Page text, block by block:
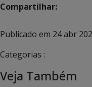
Compartilhar:
Publicado em 24 abr
Categorias :
Veja Também